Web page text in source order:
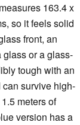
163.4 x
so it feels solid
front, an
glass or a glass-
tough with an
survive high-
meters of
version has a